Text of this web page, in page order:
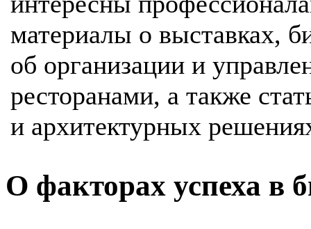
материалы о выставках,
об организации и
ресторанами, а также
и архитектурных
О факторах успеха в